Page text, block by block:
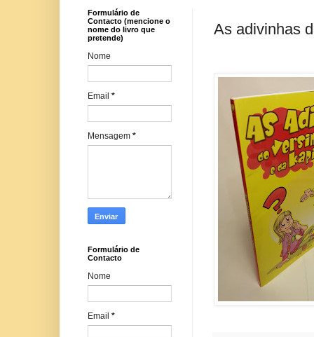
As adivinhas
Formulário de
Contacto (mencione o
nome do livro que
pretende)
Nome
Email *
Mensagem *
Formulário de
Contacto
Nome
Email *